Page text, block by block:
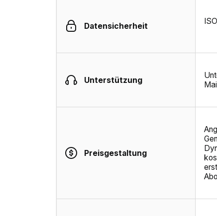
Datensicherheit
Unterstützung
Preisgestaltung